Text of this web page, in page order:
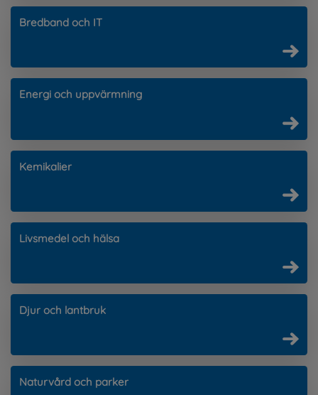
Bredband och IT
Energi och uppvärmning
Kemikalier
Livsmedel och hälsa
Djur och lantbruk
Naturvård och parker